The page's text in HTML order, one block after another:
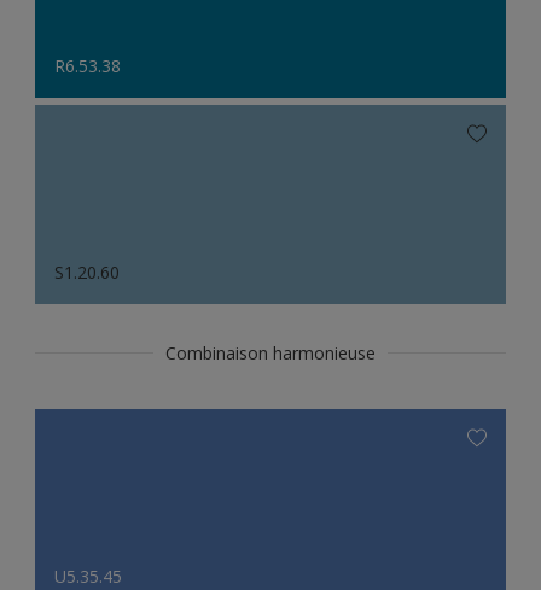
R6.53.38
S1.20.60
Combinaison harmonieuse
U5.35.45